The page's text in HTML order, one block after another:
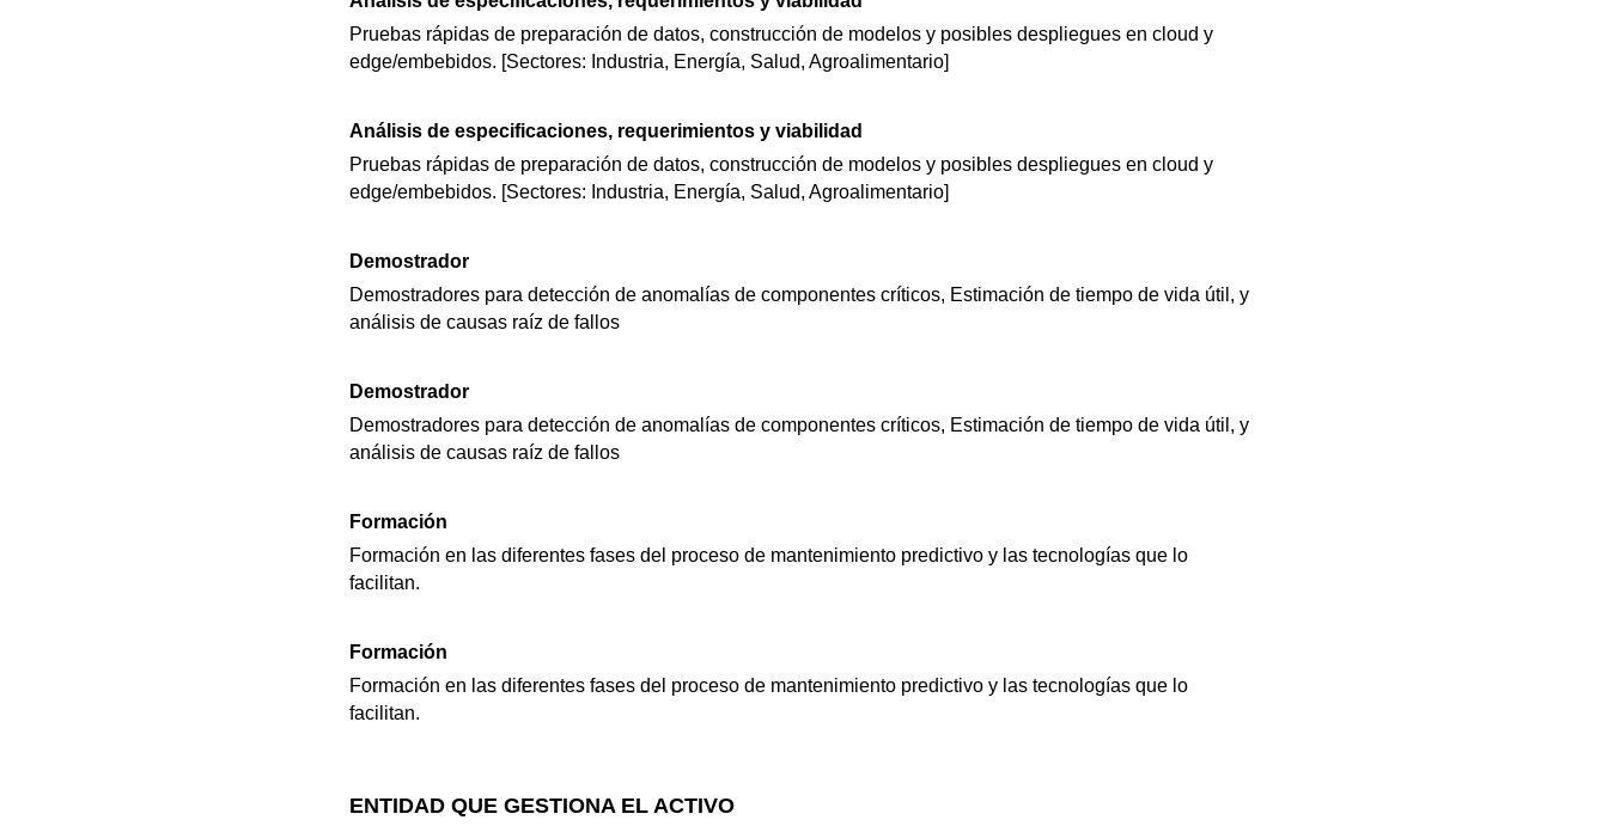
Pruebas rápidas de preparación de datos, construcción de modelos y posibles despliegues en cloud y
edge/embebidos. [Sectores: Industria, Energía, Salud, Agroalimentario]
Análisis de especificaciones, requerimientos y viabilidad
Pruebas rápidas de preparación de datos, construcción de modelos y posibles despliegues en cloud y
edge/embebidos. [Sectores: Industria, Energía, Salud, Agroalimentario]
Demostrador
Demostradores para detección de anomalías de componentes críticos, Estimación de tiempo de vida útil, y
análisis de causas raíz de fallos
Demostrador
Demostradores para detección de anomalías de componentes críticos, Estimación de tiempo de vida útil, y
análisis de causas raíz de fallos
Formación
Formación en las diferentes fases del proceso de mantenimiento predictivo y las tecnologías que lo
facilitan.
Formación
Formación en las diferentes fases del proceso de mantenimiento predictivo y las tecnologías que lo
facilitan.
ENTIDAD QUE GESTIONA EL ACTIVO